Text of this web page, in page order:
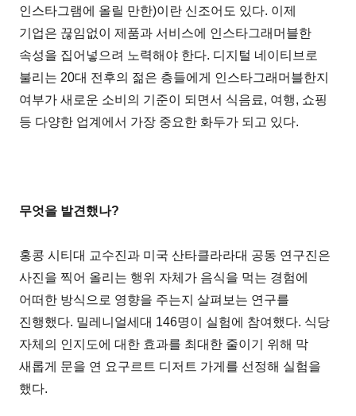
인스타그램에 올릴 만한)이란 신조어도 있다. 이제
기업은 끊임없이 제품과 서비스에 인스타그래머블한
속성을 집어넣으려 노력해야 한다. 디지털 네이티브로
불리는 20대 전후의 젊은 층들에게 인스타그래머블한지
여부가 새로운 소비의 기준이 되면서 식음료, 여행, 쇼핑
등 다양한 업계에서 가장 중요한 화두가 되고 있다.
무엇을 발견했나?
홍콩 시티대 교수진과 미국 산타클라라대 공동 연구진은
사진을 찍어 올리는 행위 자체가 음식을 먹는 경험에
어떠한 방식으로 영향을 주는지 살펴보는 연구를
진행했다. 밀레니얼세대 146명이 실험에 참여했다. 식당
자체의 인지도에 대한 효과를 최대한 줄이기 위해 막
새롭게 문을 연 요구르트 디저트 가게를 선정해 실험을
했다.